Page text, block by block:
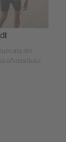
der